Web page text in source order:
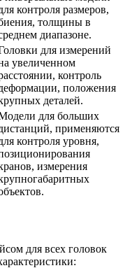
контроля размеров,
толщины в
диапазоне.
для измерений
увеличенном
контроль
положения
деталей.
для больших
применяются
контроля уровня,
измерения
для всех головок